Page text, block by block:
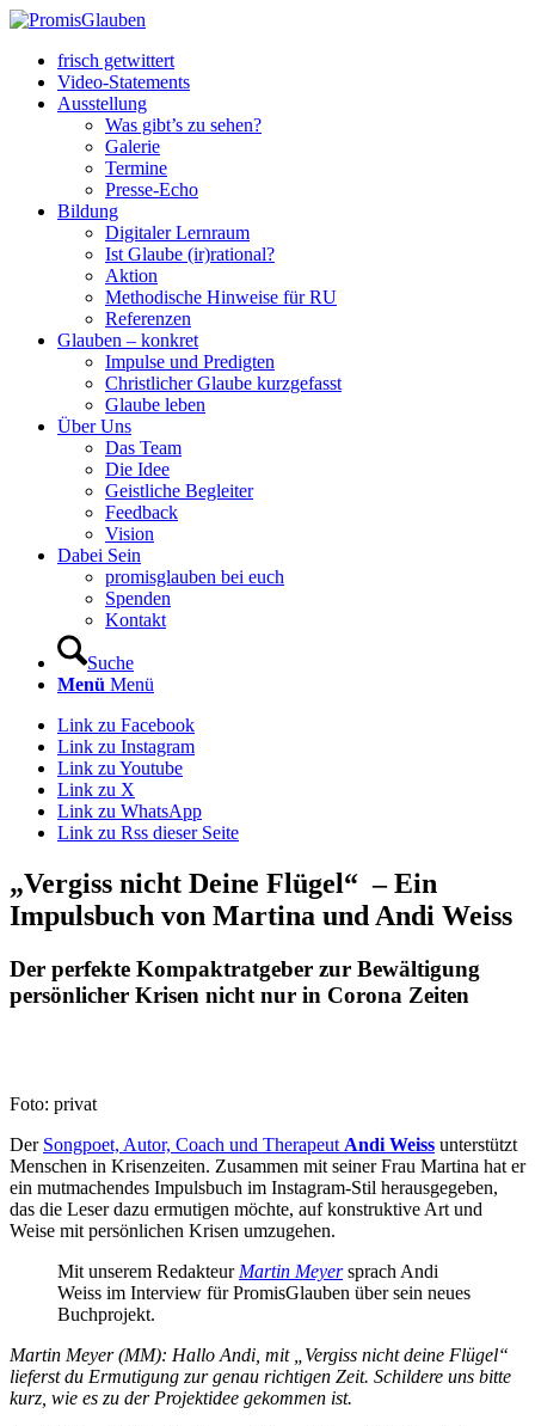
frisch getwittert
Video-Statements
Ausstellung
Was gibt’s zu sehen?
Galerie
Termine
Presse-Echo
Bildung
Digitaler Lernraum
Ist Glaube (ir)rational?
Aktion
Methodische Hinweise für RU
Referenzen
Glauben – konkret
Impulse und Predigten
Christlicher Glaube kurzgefasst
Glaube leben
Über Uns
Das Team
Die Idee
Geistliche Begleiter
Feedback
Vision
Dabei Sein
promisglauben bei euch
Spenden
Kontakt
Suche
Menü Menü
Link zu Facebook
Link zu Instagram
Link zu Youtube
Link zu X
Link zu WhatsApp
Link zu Rss dieser Seite
„Vergiss nicht Deine Flügel“ – Ein
Impulsbuch von Martina und Andi Weiss
Der perfekte Kompaktratgeber zur Bewältigung
persönlicher Krisen nicht nur in Corona Zeiten
Foto: privat
Der Songpoet, Autor, Coach und Therapeut Andi Weiss unterstützt
Menschen in Krisenzeiten. Zusammen mit seiner Frau Martina hat er
ein mutmachendes Impulsbuch im Instagram-Stil herausgegeben,
das die Leser dazu ermutigen möchte, auf konstruktive Art und
Weise mit persönlichen Krisen umzugehen.
Mit unserem Redakteur Martin Meyersprach Andi
Weiss im Interview für PromisGlauben über sein neues
Buchprojekt.
Martin Meyer (MM): Hallo Andi, mit „Vergiss nicht deine Flügel“
lieferst du Ermutigung zur genau richtigen Zeit. Schildere uns bitte
kurz, wie es zu der Projektidee gekommen ist.